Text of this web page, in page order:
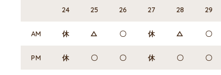
24 25 26 27 28 29
AM 休 △ 〇 休 △ 〇
PM 休 〇 〇 休 〇 〇